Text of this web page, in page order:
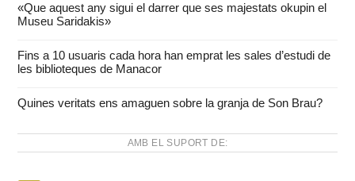
«Que aquest any sigui el darrer que ses majestats okupin el
Museu Saridakis»
Fins a 10 usuaris cada hora han emprat les sales d’estudi de
les biblioteques de Manacor
Quines veritats ens amaguen sobre la granja de Son Brau?
AMB EL SUPORT DE: